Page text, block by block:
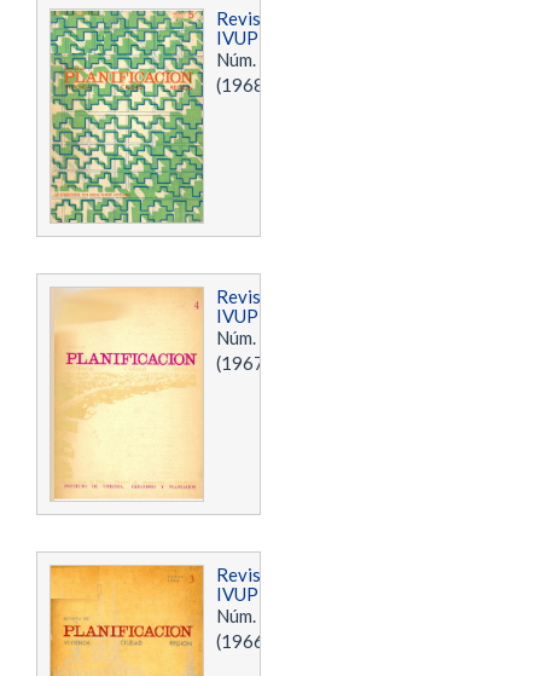
Revista
IVUPLAN
Núm. 5
(1968)
Revista
IVUPLAN
Núm. 4
(1967)
Revista
IVUPLAN
Núm. 3
(1966)